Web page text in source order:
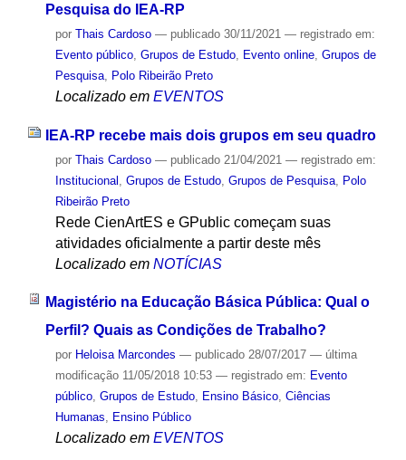
Pesquisa do IEA-RP
por Thais Cardoso — publicado30/11/2021 — registrado em:
Evento público, Grupos de Estudo, Evento online, Grupos de
Pesquisa, Polo Ribeirão Preto
Localizado em EVENTOS
IEA-RP recebe mais dois grupos em seu quadro
por Thais Cardoso — publicado21/04/2021 — registrado em:
Institucional Grupos de Estudo, Grupos de Pesquisa, Polo
Ribeirão Preto
Rede CienArtES e GPublic começam suas
atividades oficialmente a partir deste mês
Localizado em NOTÍCIAS
Magistério na Educação Básica Pública: Qual o
Perfil? Quais as Condições de Trabalho?
por Heloisa Marcondes — publicado28/07/2017 — última
modificação11/05/2018 10:53 — registrado em: Evento
público, Grupos de Estudo, Ensino Básico, Ciências
Humanas, Ensino Público
Localizado em EVENTOS